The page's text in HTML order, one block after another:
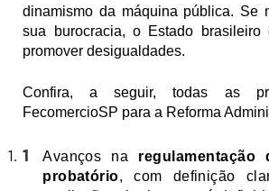
dinamismo da máquina pública. Se
sua burocracia, o Estado brasileiro
promover desigualdades.
Confira, a seguir, todas as
FecomercioSP para a Reforma
Avanços na regulamentação
probatório, com definição